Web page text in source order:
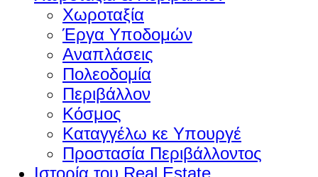
Χωροταξία
Έργα Υποδομών
Αναπλάσεις
Πολεοδομία
Περιβάλλον
Κόσμος
Καταγγέλω κε Υπουργέ
Προστασία Περιβάλλοντος
Ιστορία του Real Estate